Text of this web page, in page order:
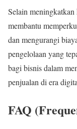
Selain
membantu
dan mengurangi
pengelolaan yang
bagi bisnis dalam
penjualan di era
FAQ